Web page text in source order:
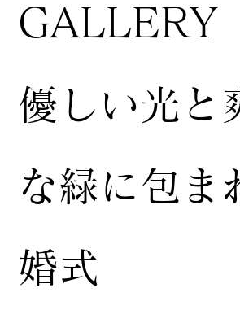
GALLERY
優しい光と
な緑に包ま
婚式